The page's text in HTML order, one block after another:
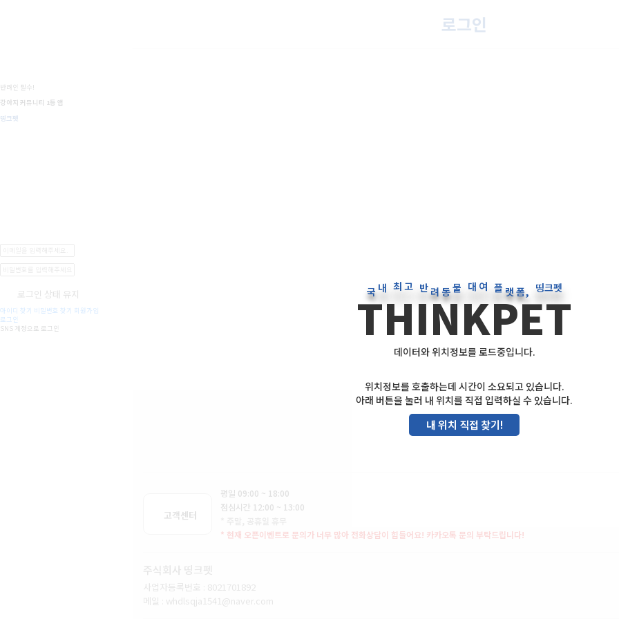
로그인
국 내 최 고 반 려 동물 대 여 플 랫 폼, 띵크펫
THINKPET
데이터와 위치정보를 로드중입니다.
위치정보를 호출하는데 시간이 소요되고 있습니다.
아래 버튼을 눌러 내 위치를 직접 입력하실 수 있습니다.
내 위치 직접 찾기!
반려인 필수!
강아지 커뮤니티 1등 앱
띵크펫
로그인 상태 유지
아이디 찾기 비밀번호 찾기 회원가입
로그인
SNS 계정으로 로그인
고객센터
평일 09:00 ~ 18:00
점심시간 12:00 ~ 13:00
* 현재 오픈이벤트로 문의가 너무 많아 전화상담이 힘들어요! 카카오톡 문의 부탁드립니다!
주식회사 띵크펫
사업자등록번호 : 8021701892
메일 : whdlsqja1541@naver.com